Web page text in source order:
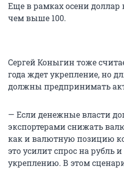
Еще в рамках осени доллар
чем выше 100.
Сергей Коныгин тоже
года ждет укрепление, но
должны предпринимать
— Если денежные власти
экспортерами снижать
как и валютную позицию
это усилит спрос на рубль
укреплению. В этом